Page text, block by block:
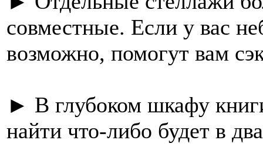
совместные. Если у вас
возможно, помогут вам
► В глубоком шкафу
найти что-либо будет в